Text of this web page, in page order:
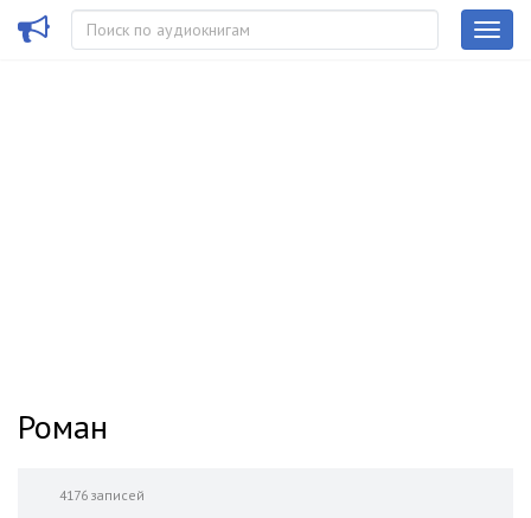
Роман
4176 записей